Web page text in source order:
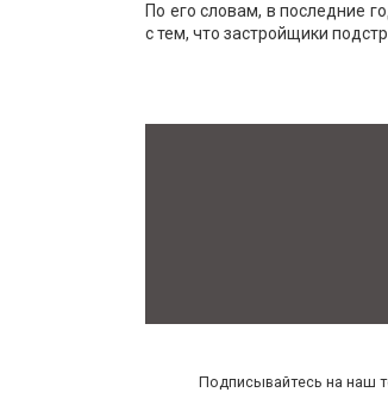
По его словам, в последние
с тем, что застройщики
Подписывайтесь на наш